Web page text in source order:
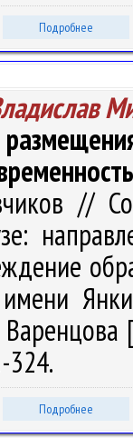
Подробнее
//
имени
324.
Подробнее